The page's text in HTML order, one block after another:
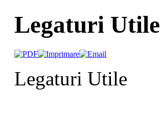
Legaturi Utile
Legaturi Utile